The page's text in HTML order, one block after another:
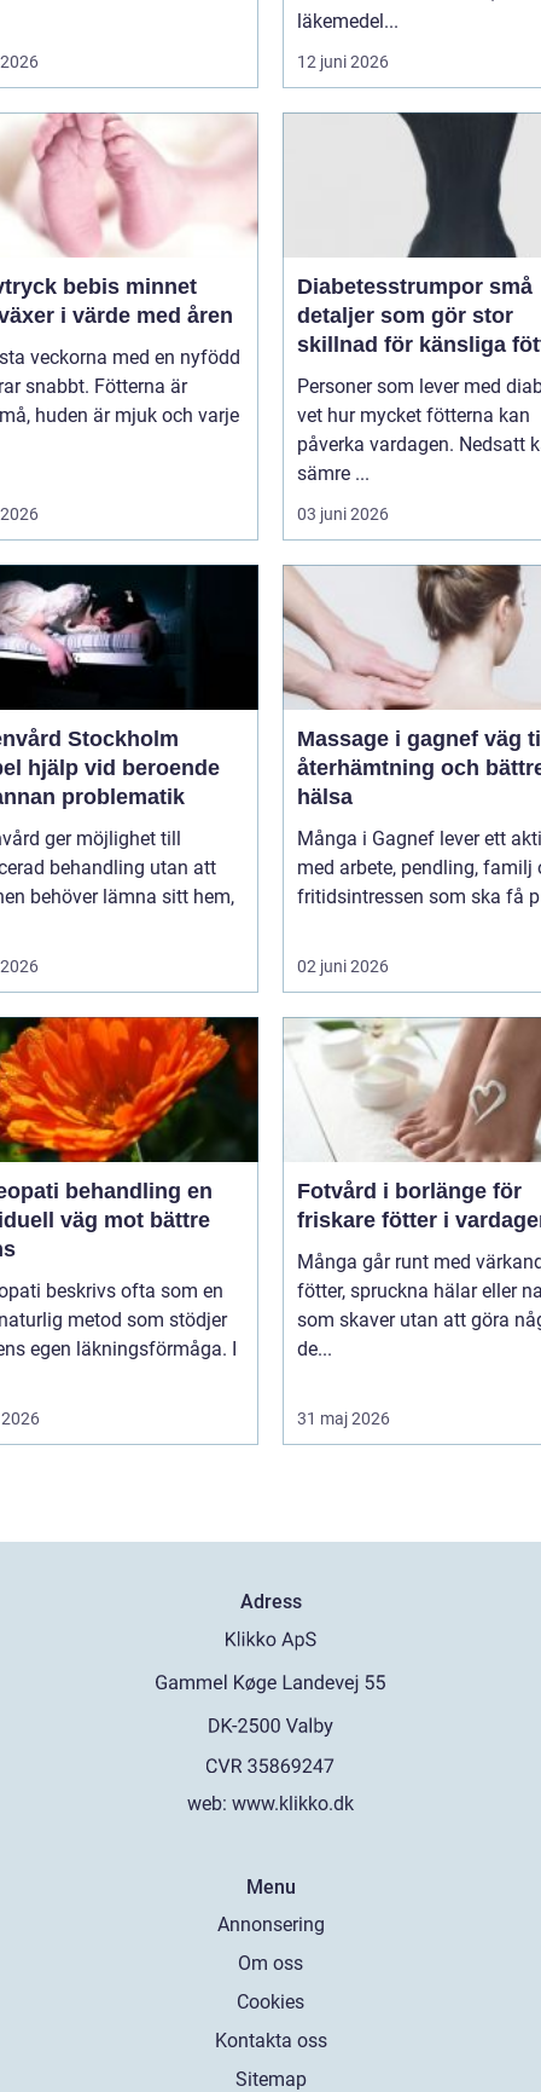
läkemedel...
12 juni 2026
bebis minnet
i värde med åren
veckorna med en nyfödd
snabbt. Fötterna är
huden är mjuk och varje
Diabetesstrumpor små
detaljer som gör stor
skillnad för känsliga
Personer som lever med
vet hur mycket fötterna kan
påverka vardagen. Nedsatt
sämre ...
03 juni 2026
Stockholm
hjälp vid beroende
problematik
ger möjlighet till
behandling utan att
behöver lämna sitt hem,
Massage i gagnef väg till
återhämtning och
hälsa
Många i Gagnef lever ett
med arbete, pendling, familj
fritidsintressen som ska få
02 juni 2026
behandling en
väg mot bättre
beskrivs ofta som en
metod som stödjer
egen läkningsförmåga. I
Fotvård i borlänge för
friskare fötter i
Många går runt med
fötter, spruckna hälar eller
som skaver utan att göra
de...
31 maj 2026
Adress
web: www.klikko.dk
Menu
Annonsering
Om oss
Cookies
Kontakta oss
Sitemap